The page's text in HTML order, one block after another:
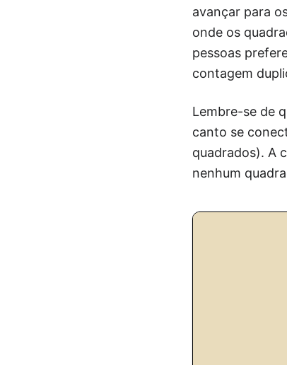
avançar para
onde os
pessoas
contagem
Lembre-se de
canto se
quadrados). A
nenhum